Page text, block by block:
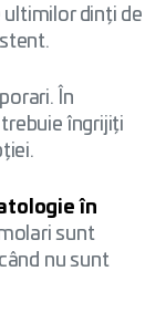
ultimilor dinți de
În
îngrijiți
în
sunt
nu sunt